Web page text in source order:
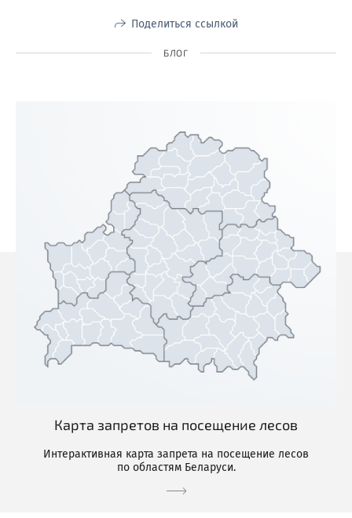
Поделиться ссылкой
БЛОГ
Карта запретов на посещение лесов
Интерактивная карта запрета на посещение лесов
по областям Беларуси.